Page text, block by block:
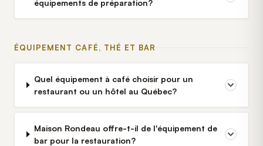
équipements de préparation?
ÉQUIPEMENT CAFÉ, THÉ ET BAR
Quel équipement à café choisir pour un
restaurant ou un hôtel au Québec?
Maison Rondeau offre-t-il de l'équipement de
bar pour la restauration?